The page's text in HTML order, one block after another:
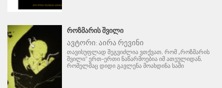
ᲠᲝᲖᲛᲐᲠᲘᲡ ᲨᲕᲘᲚᲘ
ავტორი: აირა რევინი
თავისუფლად შეგვიძლია ვთქვათ, რომ „როზმარის
შვილი" ერთ-ერთი ნაწარმოებია იმ ათეულიდან,
რომელმაც დიდი გავლენა მოახდინა საში